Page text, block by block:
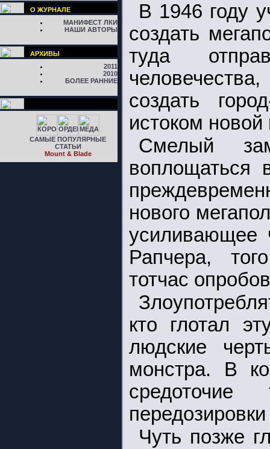
О ЖУРНАЛЕ
МАНИФЕСТ ЛКИ
НАШИ АВТОРЫ
АРХИВЫ
2011
2010
БОЛЕЕ РАННИЕ
САМЫЕ ПОПУЛЯРНЫЕ
СТАТЬИ
Mount & Blade
В 1946 году
создать
туда
создать
истоком
Смелый
воплощаться
нового
усиливающее
Рапчера,
тотчас
кто глотал
людские
монстра. В
Чуть позже